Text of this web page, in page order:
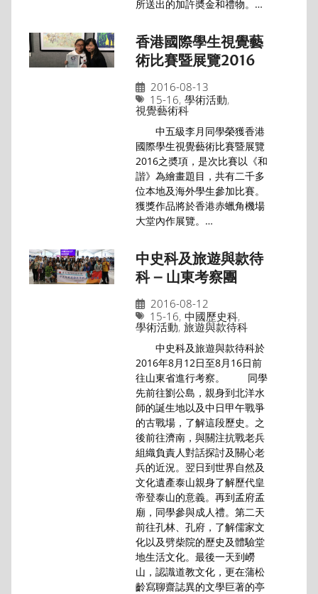
所送出的加許奬金和禮物。…
香港國際學生視覺藝
術比賽暨展覽2016
2016-08-13
15-16, 學術活動,
視覺藝術科
中五級李月同學榮獲香港
國際學生視覺藝術比賽暨展覽
2016之奬項，是次比賽以《和
諧》為繪畫題目，共有二千多
位本地及海外學生參加比賽。
獲獎作品將於香港赤蠟角機場
大堂內作展覽。…
中史科及旅遊與款待
科 – 山東考察團
2016-08-12
15-16, 中國歷史科,
學術活動, 旅遊與款待科
中史科及旅遊與款待科於
2016年8月12日至8月16日前
往山東省進行考察。 同學
先前往劉公島，親身到北洋水
師的誕生地以及中日甲午戰爭
的古戰場，了解這段歷史。之
後前往濟南，與關注抗戰老兵
組織負責人對話探討及關心老
兵的近況。翌日到世界自然及
文化遺產泰山親身了解歷代皇
帝登泰山的意義。再到孟府孟
廟，同學參與成人禮。第二天
前往孔林、孔府，了解儒家文
化以及劈柴院的歷史及體驗堂
地生活文化。最後一天到嶗
山，認識道教文化，更在蒲松
齡寫聊齋誌異的文學巨著的亭